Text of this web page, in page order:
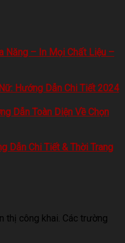
Năng – In Mọi Chất Liệu –
Hướng Dẫn Chi Tiết 2024
Dẫn Toàn Diện Về Chọn
Dẫn Chi Tiết & Thời Trang
thị công khai. Các trường